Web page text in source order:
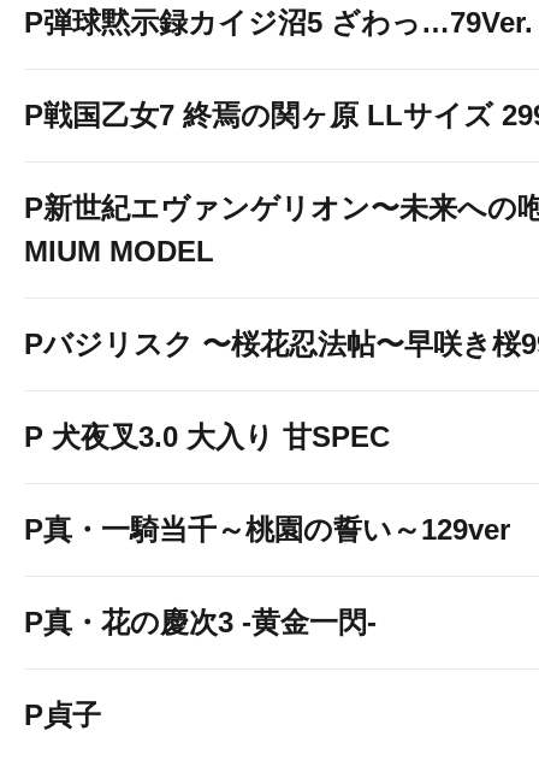
P弾球黙示録カイジ沼5 ざわっ…79Ver.
P戦国乙女7 終焉の関ヶ原 LLサイズ
P新世紀エヴァンゲリオン〜未来への
MIUM MODEL
Pバジリスク 〜桜花忍法帖〜早咲き桜
P 犬夜叉3.0 大入り 甘SPEC
P真・一騎当千～桃園の誓い～129ver
P真・花の慶次3 -黄金一閃-
P貞子